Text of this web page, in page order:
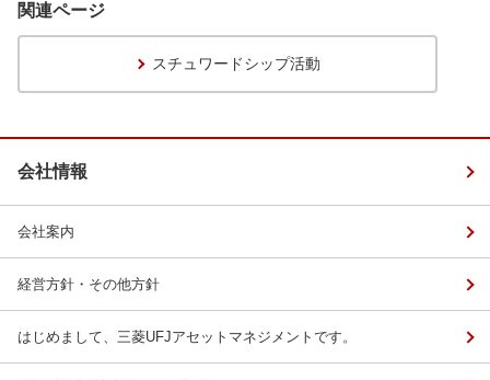
関連ページ
スチュワードシップ活動
会社情報
会社案内
経営方針・その他方針
はじめまして、三菱UFJアセットマネジメントです。